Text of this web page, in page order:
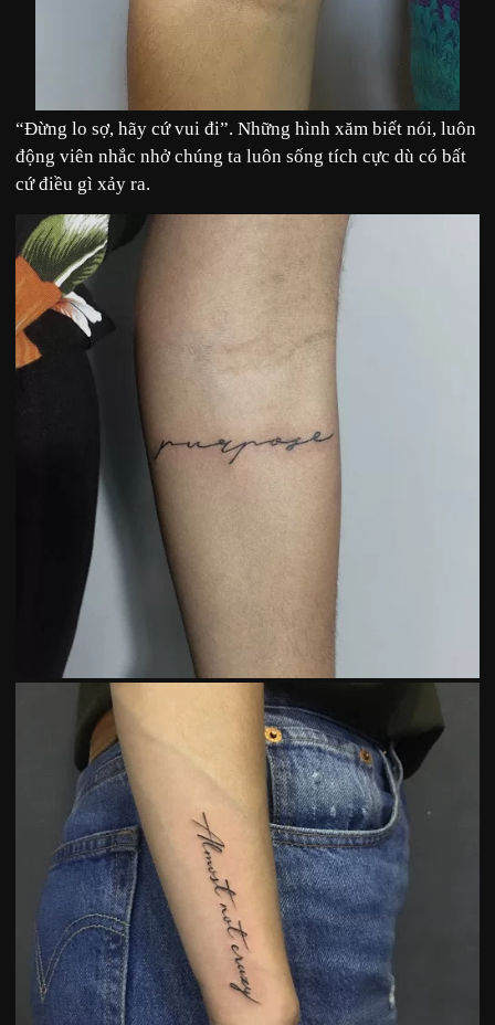
“Đừng lo sợ, hãy cứ vui đi”. Những hình xăm biết nói, luôn
động viên nhắc nhở chúng ta luôn sống tích cực dù có bất
cứ điều gì xảy ra.